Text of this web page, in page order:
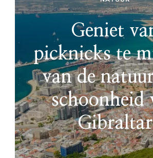
Geniet
picknicks te
van de
schoonheid
Gibraltar